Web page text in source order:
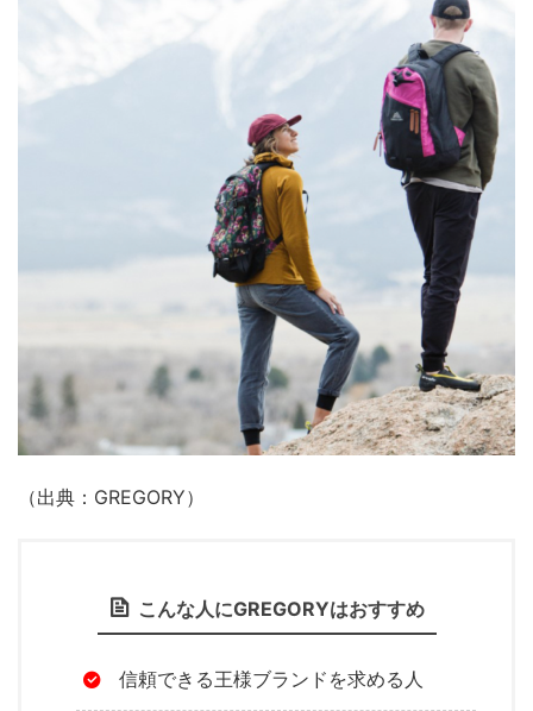
（出典：GREGORY）
こんな人にGREGORYはおすすめ
信頼できる王様ブランドを求める人